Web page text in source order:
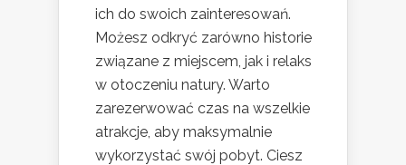
ich do swoich zainteresowań.
Możesz odkryć zarówno historie
związane z miejscem, jak i relaks
w otoczeniu natury. Warto
zarezerwować czas na wszelkie
atrakcje, aby maksymalnie
wykorzystać swój pobyt. Ciesz